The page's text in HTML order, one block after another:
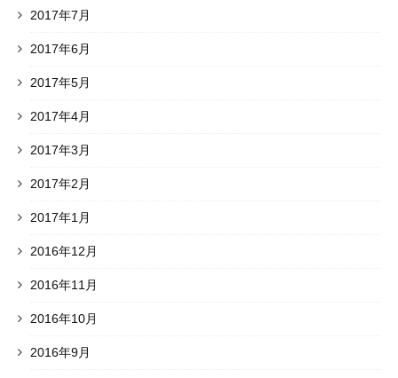
2017年7月
2017年6月
2017年5月
2017年4月
2017年3月
2017年2月
2017年1月
2016年12月
2016年11月
2016年10月
2016年9月